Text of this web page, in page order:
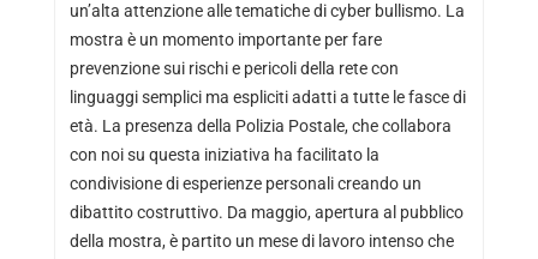
un’alta attenzione alle tematiche di cyber bullismo. La
mostra è un momento importante per fare
prevenzione sui rischi e pericoli della rete con
linguaggi semplici ma espliciti adatti a tutte le fasce di
età. La presenza della Polizia Postale, che collabora
con noi su questa iniziativa ha facilitato la
condivisione di esperienze personali creando un
dibattito costruttivo. Da maggio, apertura al pubblico
della mostra, è partito un mese di lavoro intenso che